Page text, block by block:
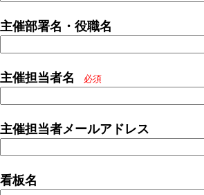
主催部署名・役職名
主催担当者名 必須
主催担当者メールアドレス
看板名